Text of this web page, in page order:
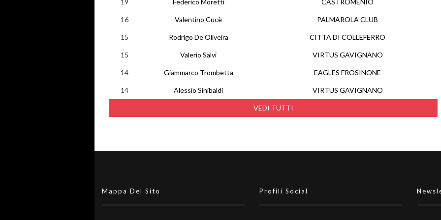
VEDI TUTTI
19 Federico Moretti CASTROMENIO
16 Valentino Cucè PALMAROLA CLUB
15 Rodrigo De Oliveira CITTA DI COLLEFERRO
15 Valerio Salvi VIRTUS GAVIGNANO
14 Giammarco Trombetta EAGLES FROSINONE
14 Alessio Sinibaldi VIRTUS GAVIGNANO
Mappa Del Sito Profili Social